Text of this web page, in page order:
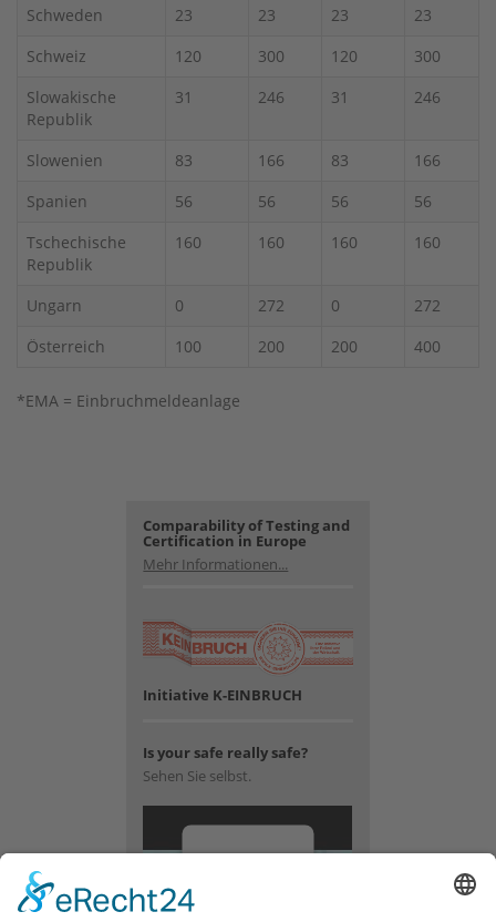
Schweden
23 23 23
23
Schweiz
120 300 120
300
Slowakische
Republik
31 246 31 246
Slowenien 83 166 83
166
Spanien
56 56 56
56
Tschechische
Republik
160 160 160 160
Ungarn 0 272 0
272
Österreich
100 200 200 400
*EMA = Einbruchmeldeanlage
Comparability of Testing and
Certification in Europe
Mehr Informationen...
Initiative K-EINBRUCH
Is your safe really safe?
Sehen Sie selbst.